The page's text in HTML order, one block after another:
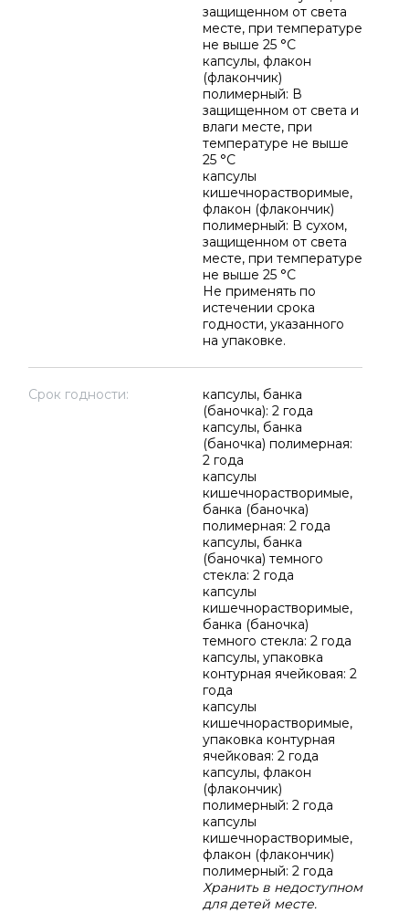
защищенном от света
месте, при температуре
не выше 25 °C
капсулы, флакон
(флакончик)
полимерный: В
защищенном от света и
влаги месте, при
температуре не выше
25 °C
капсулы
кишечнорастворимые,
флакон (флакончик)
полимерный: В сухом,
защищенном от света
месте, при температуре
не выше 25 °C
Не применять по
истечении срока
годности, указанного
на упаковке.
Срок годности:
капсулы, банка
(баночка): 2 года
капсулы, банка
(баночка) полимерная:
2 года
капсулы
кишечнорастворимые,
банка (баночка)
полимерная: 2 года
капсулы, банка
(баночка) темного
стекла: 2 года
капсулы
кишечнорастворимые,
банка (баночка)
темного стекла: 2 года
капсулы, упаковка
контурная ячейковая: 2
года
капсулы
кишечнорастворимые,
упаковка контурная
ячейковая: 2 года
капсулы, флакон
(флакончик)
полимерный: 2 года
капсулы
кишечнорастворимые,
флакон (флакончик)
полимерный: 2 года
Хранить в недоступном
для детей месте.